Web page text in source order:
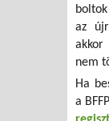
az
akkor
nem
Ha
a